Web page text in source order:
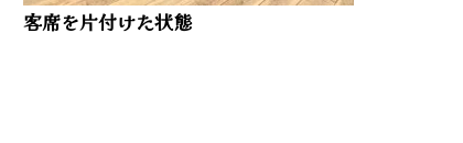
客席を片付けた状態